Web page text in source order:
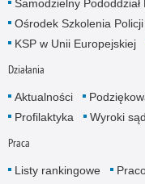
Samodzielny
Ośrodek Szkolenia
KSP w Unii Europejskiej
Działania
Aktualności
Profilaktyka
Wyroki
Praca
Listy rankingowe